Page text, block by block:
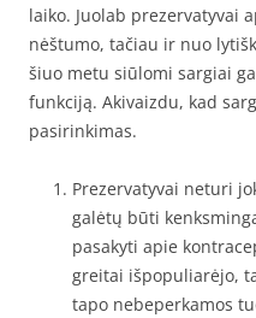
laiko. Juolab prezervatyvai
nėštumo, tačiau ir nuo
šiuo metu siūlomi sargiai
funkciją. Akivaizdu, kad
pasirinkimas.
Prezervatyvai neturi
galėtų būti
pasakyti apie
greitai išpopuliarėjo,
tapo nebeperkamos